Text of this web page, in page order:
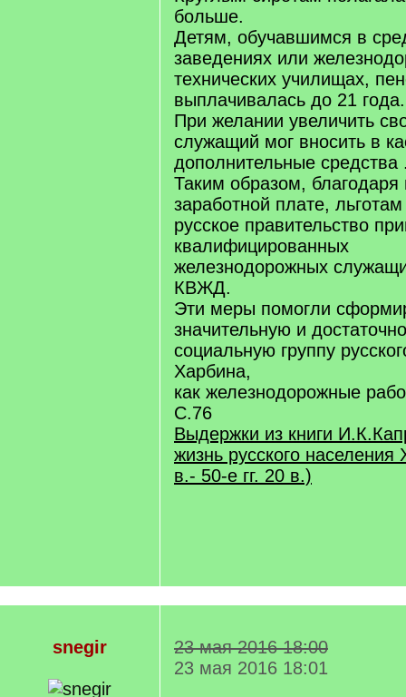
больше.
Детям, обучавшимся в
заведениях или
технических училищах,
выплачивалась до 21 года.
При желании увеличить
служащий мог вносить в
дополнительные средства
Таким образом, благодаря
заработной плате,
русское правительство
квалифицированных
железнодорожных
КВЖД.
Эти меры помогли
значительную и
социальную группу
Харбина,
как железнодорожные
С.76
Выдержки из книги
жизнь русского населения
в.- 50-е гг. 20 в.)
snegir
23 мая 2016 18:00
23 мая 2016 18:01